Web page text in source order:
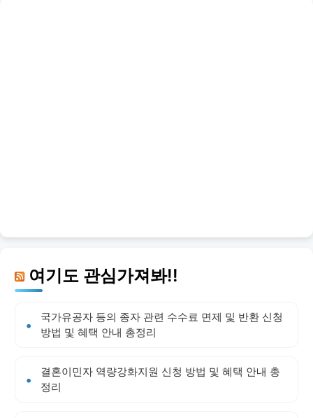
여기도 관심가져봐!!
국가유공자 등의 종자 관련 수수료 면제 및 반환 신청
방법 및 혜택 안내 총정리
결혼이민자 역량강화지원 신청 방법 및 혜택 안내 총
정리